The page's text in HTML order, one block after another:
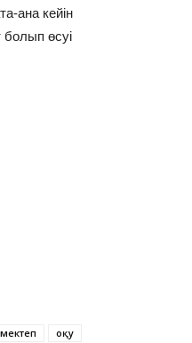
ана кейін
болып өсуі
мектеп оқу